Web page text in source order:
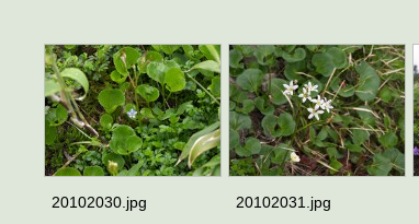
20102030.jpg 20102031.jpg